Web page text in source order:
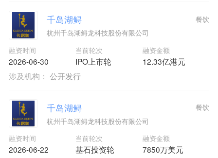
千岛湖鲟
杭州千岛湖鲟龙科技股份有限公司
融资时间
2026-06-30
当前轮次
IPO上市轮
融资金额
12.33亿港元
餐饮
涉及机构： 公开发行
千岛湖鲟
杭州千岛湖鲟龙科技股份有限公司
融资时间
2026-06-22
当前轮次
基石投资轮
融资金额
7850万美元
餐饮